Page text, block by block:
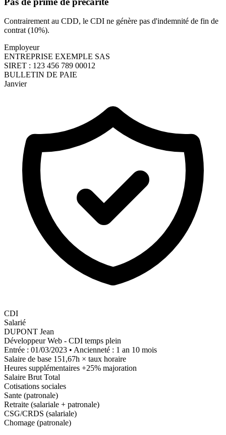
Contrairement au CDD, le CDI ne génère pas d'indemnité de fin de
contrat (10%).
Employeur
ENTREPRISE EXEMPLE SAS
SIRET : 123 456 789 00012
BULLETIN DE PAIE
Janvier
CDI
Salarié
DUPONT Jean
Développeur Web - CDI temps plein
Entrée : 01/03/2023 • Ancienneté : 1 an 10 mois
Salaire de base 151,67h × taux horaire
Heures supplémentaires +25% majoration
Salaire Brut Total
Cotisations sociales
Sante (patronale)
Retraite (salariale + patronale)
CSG/CRDS (salariale)
Chomage (patronale)